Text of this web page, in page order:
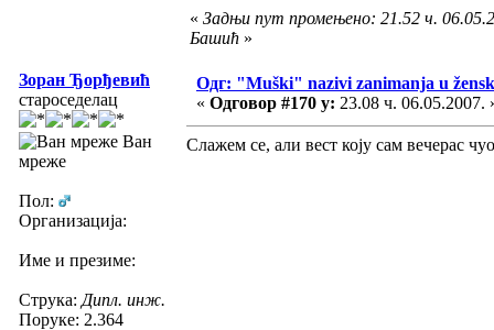
« Задњи пут промењено: 21.52 ч.
Башић »
Зоран Ђорђевић
староседелац
Ван
мреже
Пол:
Организација:
Име и презиме:
Струка: Дипл. инж.
Поруке: 2.364
Одг: "Muški" nazivi zanimanja u
« Одговор #170 у: 23.08 ч. 06.05.2007.
Слажем се, али вест коју сам вечерас